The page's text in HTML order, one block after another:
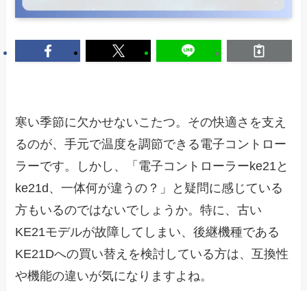
寒い季節に欠かせないこたつ。その快適さを支え
るのが、手元で温度を調節できる電子コントロー
ラーです。しかし、「電子コントローラーke21と
ke21d、一体何が違うの？」と疑問に感じている
方もいるのではないでしょうか。特に、古い
KE21モデルが故障してしまい、後継機種である
KE21Dへの買い替えを検討している方は、互換性
や機能の違いが気になりますよね。